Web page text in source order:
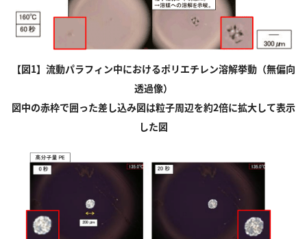
【図1】流動パラフィン中におけるポリエチレン溶解挙動（無偏向
透過像）
図中の赤枠で囲った差し込み図は粒子周辺を約2倍に拡大して表示
した図